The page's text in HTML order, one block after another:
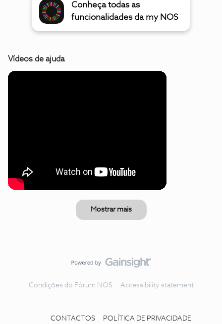
Conheça todas as
funcionalidades da my NOS
Vídeos de ajuda
Mostrar mais
Condições do Fórum NOS Accessibility statement
CONTACTOS POLÍTICA DE PRIVACIDADE